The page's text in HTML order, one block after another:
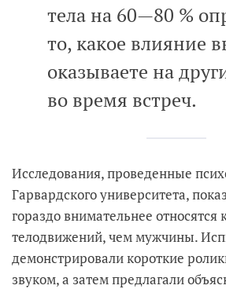
тела на 60—80 %
то, какое влияние
оказываете на
во время встреч.
Исследования, проведенные
Гарвардского университета,
гораздо внимательнее относятся
телодвижений, чем мужчины.
демонстрировали короткие
звуком, а затем предлагали